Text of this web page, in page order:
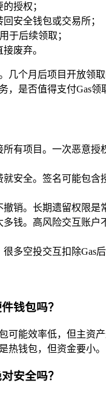
授权；
安全钱包或交易所；
于后续领取；
废弃。
几个月后项目开放领
，是否值得支付Gas领
所有项目。一次恶意授
就安全。签名可能包含
销。长期遗留权限是
多钱。高风险交互账户
多空投交互扣除Gas后
钱包吗？
可能效率低，但主资
热钱包，但资金要小。
安全吗？